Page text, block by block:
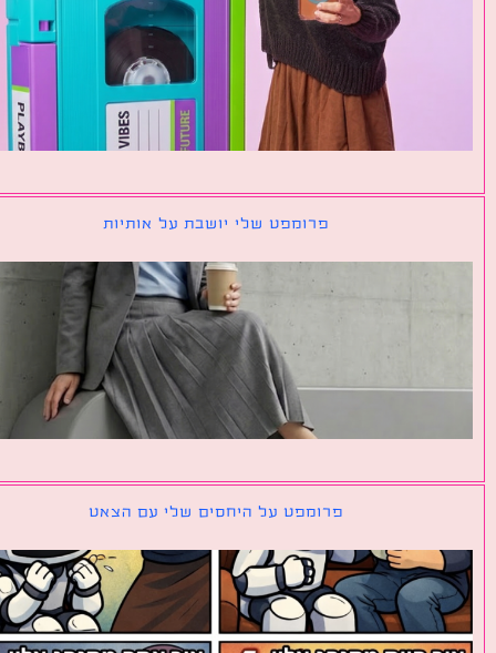
פרומפט שלי יושבת על אותיות
פרומפט על היחסים שלי עם הצאט